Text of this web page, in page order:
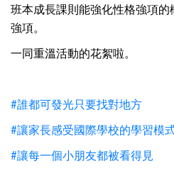
班本成長課則能強化性格強項
強項。
一同重溫活動的花絮啦。
#誰都可發光只要找對地方
#讓家長感受國際學校的學習模
#讓每一個小朋友都被看得見